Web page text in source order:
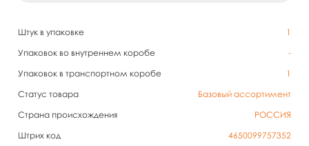
Штук в упаковке
1
Упаковок во внутреннем коробе
-
Упаковок в транспортном коробе
1
Статус товара
Базовый ассортимент
Страна происхождения
РОССИЯ
Штрих код
4650099757352